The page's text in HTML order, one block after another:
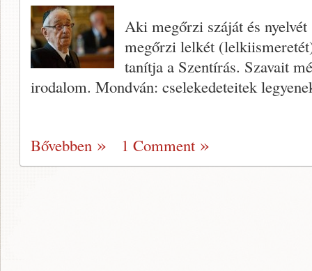
Aki megőrzi száját és
megőrzi lelkét
tanítja a Szentírás. Szavait
irodalom. Mondván: cselekedeteitek
Bővebben 1 Comment